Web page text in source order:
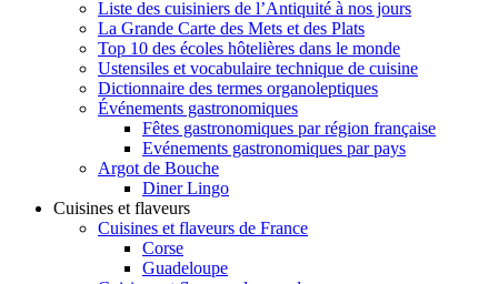
Liste des cuisiniers de l’Antiquité à nos jours
La Grande Carte des Mets et des Plats
Top 10 des écoles hôtelières dans le monde
Ustensiles et vocabulaire technique de cuisine
Dictionnaire des termes organoleptiques
Événements gastronomiques
Fêtes gastronomiques par région française
Evénements gastronomiques par pays
Argot de Bouche
Diner Lingo
Cuisines et flaveurs
Cuisines et flaveurs de France
Corse
Guadeloupe